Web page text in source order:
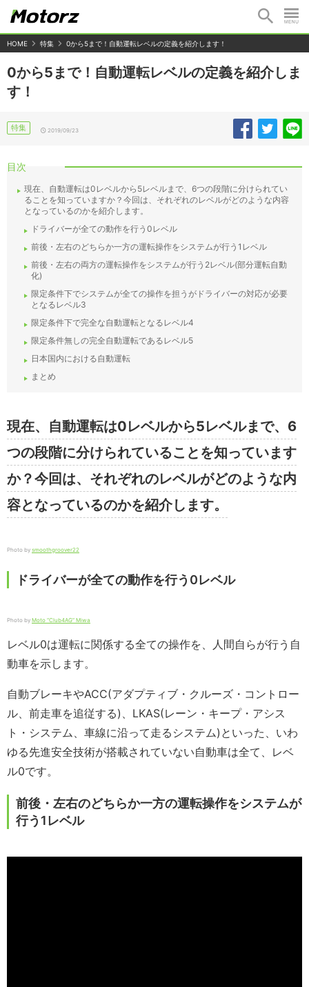
HOME 特集 0から5まで！自動運転レベルの定義を紹介します！
0から5まで！自動運転レベルの定義を紹介しま
す！
特集 2019/09/23
目次
現在、自動運転は0レベルから5レベルまで、6つの段階に分けられてい
ることを知っていますか？今回は、それぞれのレベルがどのような内容
となっているのかを紹介します。
ドライバーが全ての動作を行う0レベル
前後・左右のどちらか一方の運転操作をシステムが行う1レベル
前後・左右の両方の運転操作をシステムが行う2レベル(部分運転自動
化)
限定条件下でシステムが全ての操作を担うがドライバーの対応が必要
となるレベル3
限定条件下で完全な自動運転となるレベル4
限定条件無しの完全自動運転であるレベル5
日本国内における自動運転
まとめ
現在、自動運転は0レベルから5レベルまで、6
つの段階に分けられていることを知っています
か？今回は、それぞれのレベルがどのような内
容となっているのかを紹介します。
Photo by smoothgroover22
ドライバーが全ての動作を行う0レベル
Photo by Moto “Club4AG” Miwa
レベル0は運転に関係する全ての操作を、人間自らが行う自
動車を示します。
自動ブレーキやACC(アダプティブ・クルーズ・コントロー
ル、前走車を追従する)、LKAS(レーン・キープ・アシス
ト・システム、車線に沿って走るシステム)といった、いわ
ゆる先進安全技術が搭載されていない自動車は全て、レベ
ル0です。
前後・左右のどちらか一方の運転操作をシステムが
行う1レベル